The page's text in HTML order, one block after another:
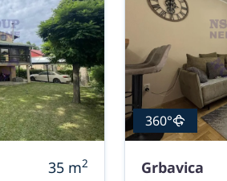
35 m2
360°
Grbavica